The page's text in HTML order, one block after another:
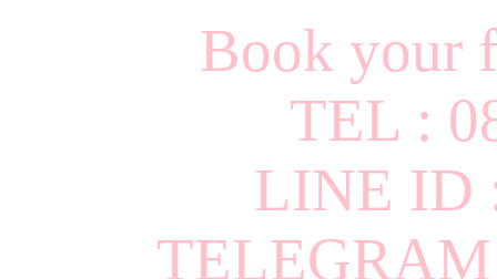
Book your
TEL :
LINE ID